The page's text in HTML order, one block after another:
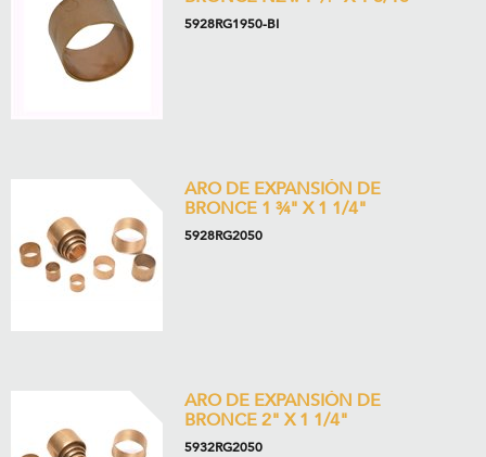
5928RG1950-BI
ARO DE EXPANSIÓN DE
BRONCE 1 ¾" X 1 1/4"
5928RG2050
ARO DE EXPANSIÓN DE
BRONCE 2" X 1 1/4"
5932RG2050